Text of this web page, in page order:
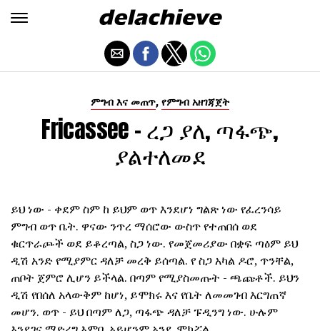
ምግብ እና መጠጥ, የምግብ አዘገጃጀት
Fricassee - ረጋ ያለ, ጣፋጭ,
ያልተለመደ
ይህ ነው - ቀደም ስም ከ ይህም ወጥ እንደሆነ ግልጽ ነው የፈረንሳይ
ምግብ ወጥ ቤት. ዋናው ንጥረ ማሰሮው ውስጥ የተጠበሰ ወደ
ቁርጥራጮች ወደ ይቆረጣል, ስጋ ነው. የመጀመሪያው በቋፍ ጣዕም ይህ
ዲሽ አንድ የሚያምር ዳለቻ መረቅ ይሰጣል. የ ስጋ አካል ዶሮ, ጥንቸል,
ጠቦት ጀምሮ ሊሆን ይችላል. በጣም የሚያስመጡት - ጫጩቶች. ይህን
ዲሽ የበሰለ አላውቅም ከሆነ, ይሞክሩ እና የቤት ለመመገብ እርግጠኛ
መሆን. ወጥ - ይህ በጣም ለጋ, ጣፋጭ ዳለቻ ፑዲንግ ነው. ሁሉም